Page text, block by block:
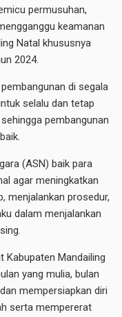
permusuhan,
keamanan
Natal khususnya
2024.
di segala
selalu dan tetap
pembangunan
(ASN) baik para
agar meningkatkan
menjalankan prosedur,
dalam menjalankan
Kabupaten Mandailing
yang mulia, bulan
mempersiapkan diri
serta mempererat